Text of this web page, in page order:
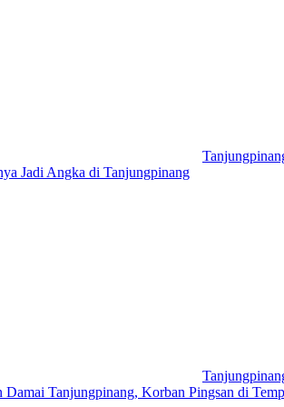
Jadi Angka di Tanjungpinang
Damai Tanjungpinang, Korban Pingsan di